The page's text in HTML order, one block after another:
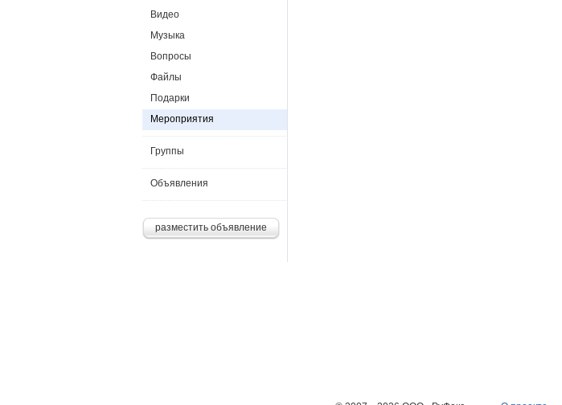
Видео
Музыка
Вопросы
Файлы
Подарки
Мероприятия
Группы
Объявления
разместить объявление